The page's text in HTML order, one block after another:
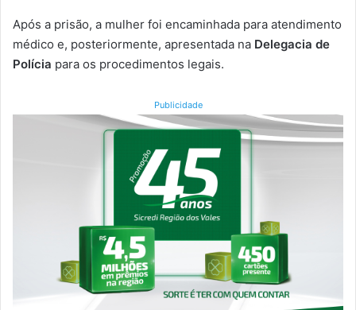
Após a prisão, a mulher foi encaminhada para atendimento
médico e, posteriormente, apresentada na Delegacia de
Polícia para os procedimentos legais.
Publicidade